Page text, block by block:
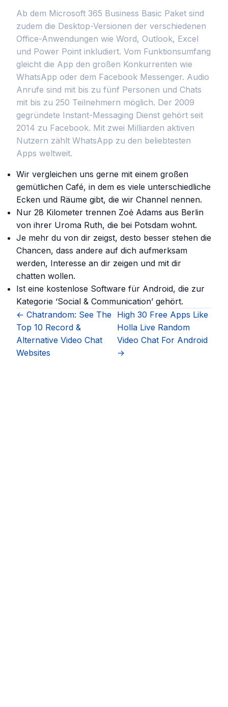
Ab dem Microsoft 365 Business Basic Paket sind
zudem die Desktop-Versionen der verschiedenen
Office-Anwendungen wie Word, Outlook, Excel
und Power Point inkludiert. Vom Funktionsumfang
gleicht die App den großen Konkurrenten wie
WhatsApp oder dem Facebook Messenger. Audio
Anrufe sind mit bis zu fünf Personen und Chats
mit bis zu 250 Teilnehmern möglich. Der 2009
gegründete Instant-Messaging Dienst gehört seit
2014 zu Facebook. Mit zwei Milliarden aktiven
Nutzern zählt WhatsApp zu den beliebtesten
Apps weltweit.
Wir vergleichen uns gerne mit einem großen
gemütlichen Café, in dem es viele unterschiedliche
Ecken und Räume gibt, die wir Channel nennen.
Nur 28 Kilo­meter trennen Zoė Adams aus Berlin
von ihrer Uroma Ruth, die bei Potsdam wohnt.
Je mehr du von dir zeigst, desto besser stehen die
Chancen, dass andere auf dich aufmerksam
werden, Interesse an dir zeigen und mit dir
chatten wollen.
Ist eine kostenlose Software für Android, die zur
Kategorie ‘Social & Communication’ gehört.
← Chatrandom: See The
Top 10 Record &
Alternative Video Chat
Websites
High 30 Free Apps Like
Holla Live Random
Video Chat For Android
→